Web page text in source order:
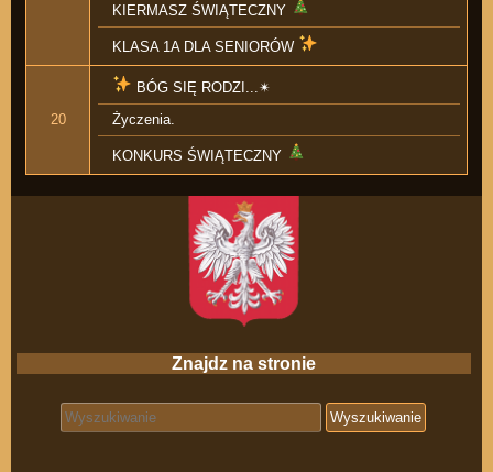
KIERMASZ ŚWIĄTECZNY
KLASA 1A DLA SENIORÓW
20
BÓG SIĘ RODZI...✴︎
Życzenia.
KONKURS ŚWIĄTECZNY
Znajdz na stronie
Search for: